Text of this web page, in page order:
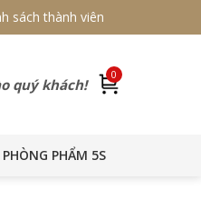
sách thành viên
quý khách!
0
PHẨM 5S